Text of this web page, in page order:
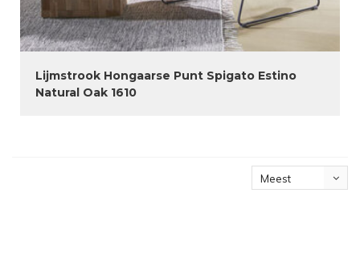
Lijmstrook Hongaarse Punt Spigato Estino
Natural Oak 1610
Meest